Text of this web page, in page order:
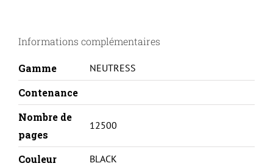
CE255X/EP724H
Informations complémentaires
Gamme NEUTRESS
Contenance
Nombre de
pages
12500
Couleur BLACK